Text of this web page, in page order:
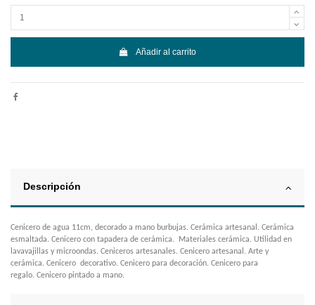
Añadir al carrito
Descripción
Cenicero de agua 11cm, decorado a mano burbujas. Cerámica artesanal. Cerámica
esmaltada. Cenicero con tapadera de cerámica. Materiales cerámica. Utilidad en
lavavajillas y microondas. Ceniceros artesanales. Cenicero artesanal. Arte y
cerámica. Cenicero decorativo. Cenicero para decoración. Cenicero para
regalo. Cenicero pintado a mano.